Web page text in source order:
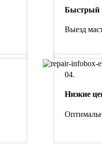
Быстрый
Выезд
04.
Низкие